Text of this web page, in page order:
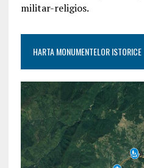
militar-religios.
HARTA MONUMENTELOR ISTORICE